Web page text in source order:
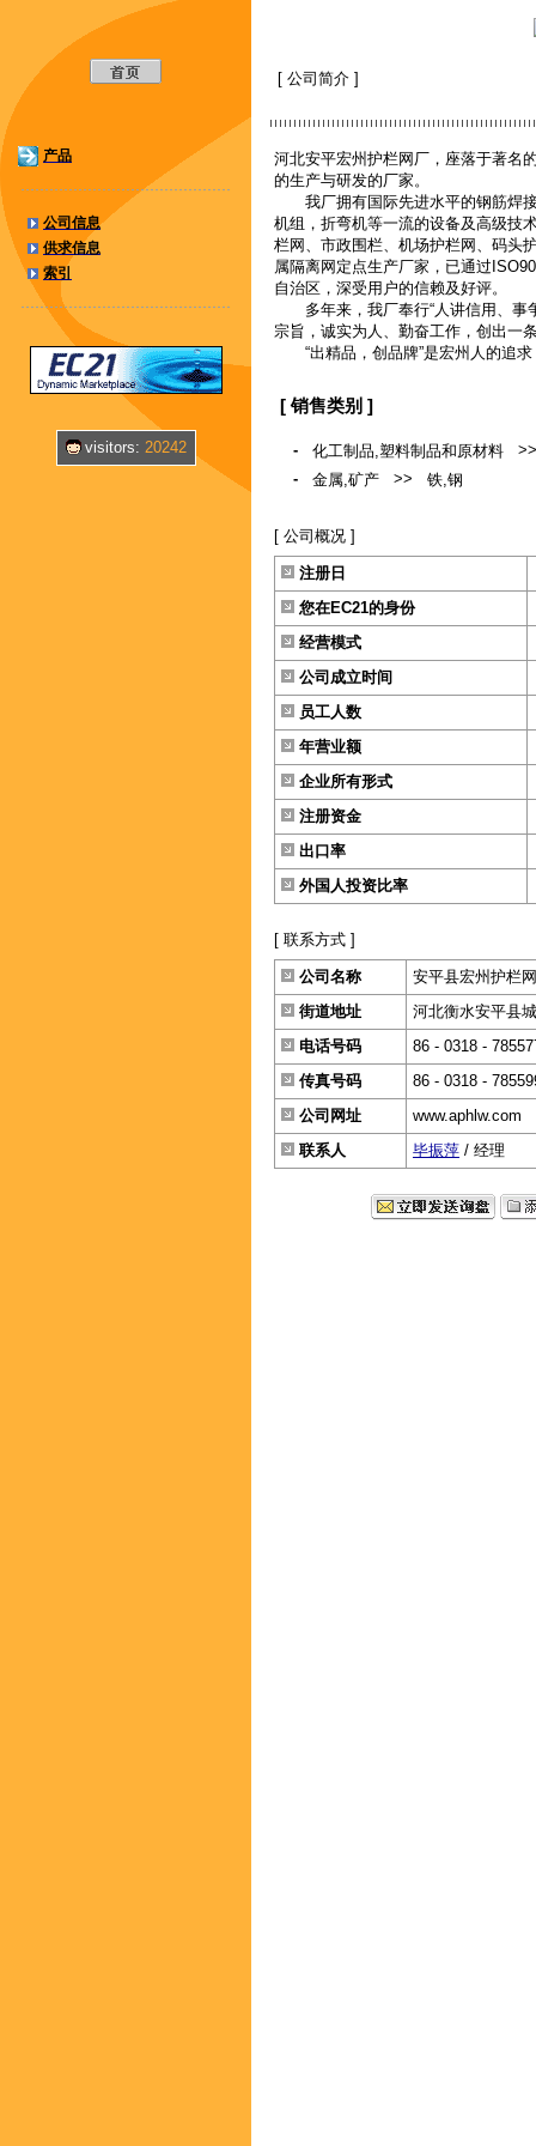
产品
公司信息
供求信息
索引
visitors: 20242
[ 公司简介 ]
河北安平宏州护栏网厂，座落于著名
的生产与研发的厂家。
我厂拥有国际先进水平的钢筋焊接
机组，折弯机等一流的设备及高级技
栏网、市政围栏、机场护栏网、码头
属隔离网定点生产厂家，已通过
自治区，深受用户的信赖及好评。
多年来，我厂奉行“人讲信用、事
宗旨，诚实为人、勤奋工作，创出一
“出精品，创品牌”是宏州人的追求
[ 销售类别 ]
- 化工制品,塑料制品和原材料
-
金属,矿产 >> 铁,钢
[ 公司概况 ]
注册日
您在EC21的身份
经营模式
公司成立时间
员工人数
年营业额
企业所有形式
注册资金
出口率
外国人投资比率
[ 联系方式 ]
公司名称
安平县宏州护栏
街道地址
河北衡水安平县
电话号码
86 - 0318 -
传真号码
86 - 0318 -
公司网址
www.aphlw.com
联系人
毕振萍 / 经理